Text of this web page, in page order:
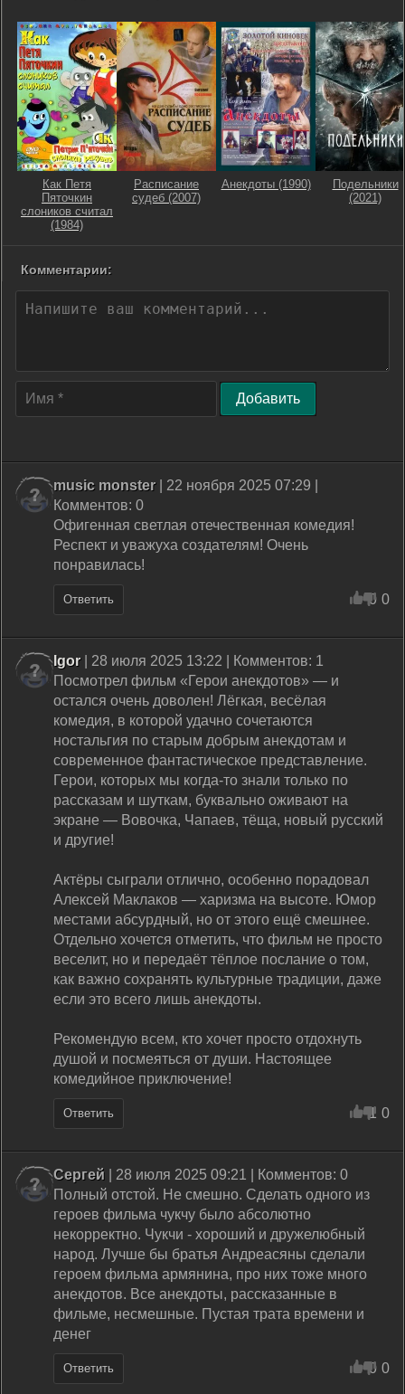
Как Петя
Пяточкин
слоников считал
(1984)
Расписание
судеб (2007)
Анекдоты (1990)
Подельники
(2021)
Комментарии:
Добавить
music monster| 22 ноября 2025 07:29 |
Комментов: 0
Офигенная светлая отечественная комедия!
Респект и уважуха создателям! Очень
понравилась!
Ответить 0 0
Igor| 28 июля 2025 13:22 | Комментов: 1
Посмотрел фильм «Герои анекдотов» — и
остался очень доволен! Лёгкая, весёлая
комедия, в которой удачно сочетаются
ностальгия по старым добрым анекдотам и
современное фантастическое представление.
Герои, которых мы когда-то знали только по
рассказам и шуткам, буквально оживают на
экране — Вовочка, Чапаев, тёща, новый русский
и другие!
Актёры сыграли отлично, особенно порадовал
Алексей Маклаков — харизма на высоте. Юмор
местами абсурдный, но от этого ещё смешнее.
Отдельно хочется отметить, что фильм не просто
веселит, но и передаёт тёплое послание о том,
как важно сохранять культурные традиции, даже
если это всего лишь анекдоты.
Рекомендую всем, кто хочет просто отдохнуть
душой и посмеяться от души. Настоящее
комедийное приключение!
Ответить 1 0
Сергей | 28 июля 2025 09:21 | Комментов: 0
Полный отстой. Не смешно. Сделать одного из
героев фильма чукчу было абсолютно
некорректно. Чукчи - хороший и дружелюбный
народ. Лучше бы братья Андреасяны сделали
героем фильма армянина, про них тоже много
анекдотов. Все анекдоты, рассказанные в
фильме, несмешные. Пустая трата времени и
денег
Ответить 0 0